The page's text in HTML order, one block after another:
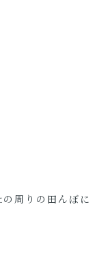
周りの田んぼに